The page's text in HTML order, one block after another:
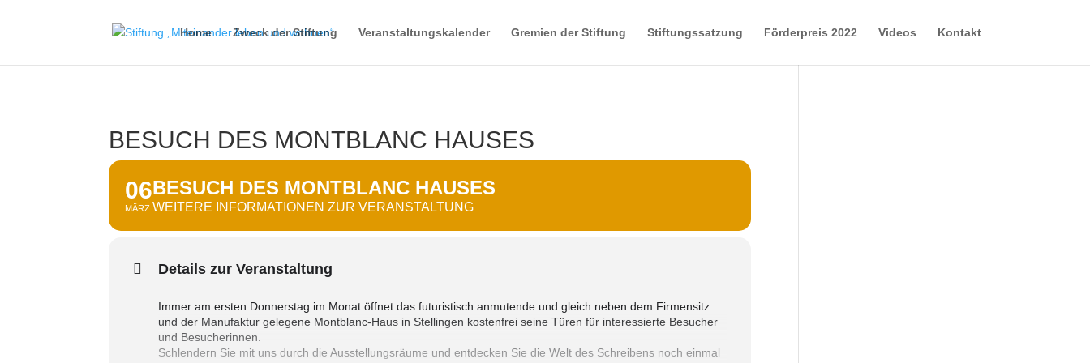
Home Zweck der Stiftung Veranstaltungskalender Gremien der Stiftung Stiftungssatzung Förderpreis 2022 Videos Kontakt
BESUCH DES MONTBLANC HAUSES
06
MÄRZ
BESUCH DES MONTBLANC HAUSES
WEITERE INFORMATIONEN ZUR VERANSTALTUNG
Details zur Veranstaltung
Immer am ersten Donnerstag im Monat öffnet das futuristisch anmutende und gleich neben dem Firmensitz
und der Manufaktur gelegene Montblanc-Haus in Stellingen kostenfrei seine Türen für interessierte Besucher
und Besucherinnen.
Schlendern Sie mit uns durch die Ausstellungsräume und entdecken Sie die Welt des Schreibens noch einmal